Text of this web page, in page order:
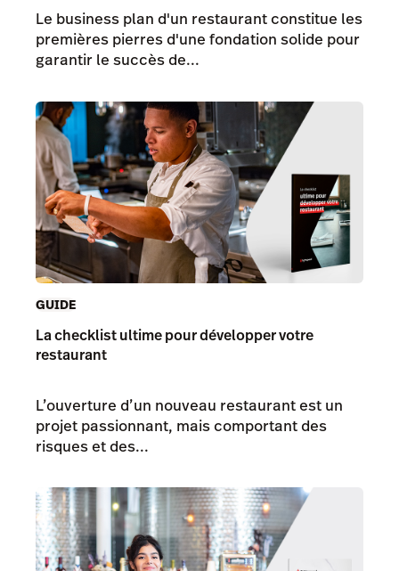
Le business plan d'un restaurant constitue les
premières pierres d'une fondation solide pour
garantir le succès de...
GUIDE
La checklist ultime pour développer votre
restaurant
L’ouverture d’un nouveau restaurant est un
projet passionnant, mais comportant des
risques et des...